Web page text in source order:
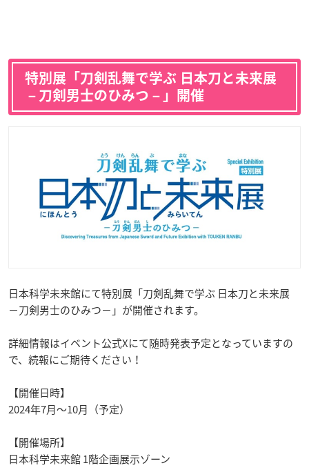
特別展「刀剣乱舞で学ぶ 日本刀と未来展
－刀剣男士のひみつ－」開催
日本科学未来館にて特別展「刀剣乱舞で学ぶ 日本刀と未来展
－刀剣男士のひみつ－」が開催されます。
詳細情報はイベント公式Xにて随時発表予定となっていますの
で、続報にご期待ください！
【開催日時】
2024年7月～10月（予定）
【開催場所】
日本科学未来館 1階企画展示ゾーン